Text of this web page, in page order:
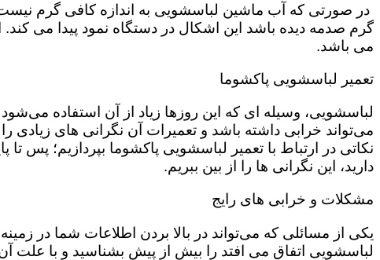
در صورتی که آب ماشین لباسشویی به اندازه کافی گرم
گرم صدمه دیده باشد این اشکال در دستگاه نمود پیدا می
می باشد.
تعمیر لباسشویی پاکشوما
لباسشویی، وسیله ای که این روزها زیاد از آن استفاده
می‌تواند خرابی داشته باشد و تعمیرات آن نگرانی های زیادی
نکاتی در ارتباط با تعمیر لباسشویی پاکشوما بپردازیم؛ پس تا
دارید، این نگرانی ها را از بین ببریم.
مشکلات و خرابی های رایج
یکی از مسائلی که می‌تواند در بالا بردن اطلاعات شما در
لباسشویی اتفاق می افتد را بیش از پیش بشناسید و با علت